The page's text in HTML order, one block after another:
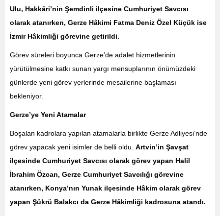
Ulu, Hakkâri’nin Şemdinli ilçesine Cumhuriyet Savcısı
olarak atanırken, Gerze Hâkimi Fatma Deniz Özel Küçük ise
İzmir Hâkimliği görevine getirildi.
Görev süreleri boyunca Gerze’de adalet hizmetlerinin
yürütülmesine katkı sunan yargı mensuplarının önümüzdeki
günlerde yeni görev yerlerinde mesailerine başlaması
bekleniyor.
Gerze’ye Yeni Atamalar
Boşalan kadrolara yapılan atamalarla birlikte Gerze Adliyesi’nde
görev yapacak yeni isimler de belli oldu. Artvin’in Şavşat
ilçesinde Cumhuriyet Savcısı olarak görev yapan Halil
İbrahim Özcan, Gerze Cumhuriyet Savcılığı görevine
atanırken, Konya’nın Yunak ilçesinde Hâkim olarak görev
yapan Şükrü Balakcı da Gerze Hâkimliği kadrosuna atandı.